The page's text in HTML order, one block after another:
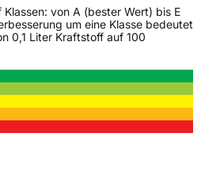
von A (bester Wert) bis E
um eine Klasse bedeutet
0,1 Liter Kraftstoff auf 100